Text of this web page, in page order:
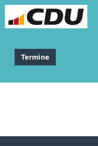
Termine